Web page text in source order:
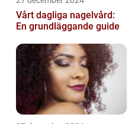
Vårt dagliga nagelvård:
En grundläggande guide